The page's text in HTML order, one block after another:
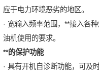
应于电力环境恶劣的地区。
· 宽输入频率范围，**接入各
油机使用的要求。
**的保护功能
· 具有开机自诊断功能，可及